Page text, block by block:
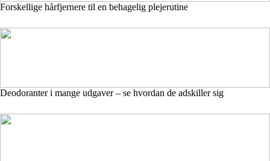
Forskellige hårfjernere til en behagelig plejerutine
Deodoranter i mange udgaver – se hvordan de adskiller sig